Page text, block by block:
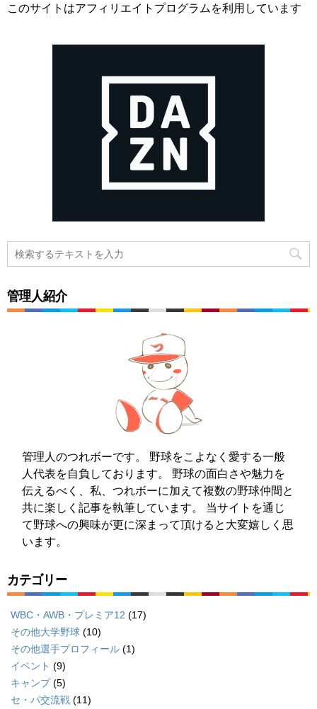
このサイトはアフィリエイトプログラムを利用しています
管理人紹介
管理人のつれボーです。 野球をこよなく愛する一般
人代表を自負しております。 野球の面白さや魅力を
伝えるべく、私、つれボーに加えて複数の野球仲間と
共に楽しく記事を執筆しています。 当サイトを通じ
て野球への興味が更に深まって頂けると大変嬉しく思
います。
カテゴリー
WBC・AWB・プレミア12 (17)
その他大学野球 (10)
その他選手プロフィール (1)
イベント (9)
キャンプ(5)
セ・パ交流戦 (11)